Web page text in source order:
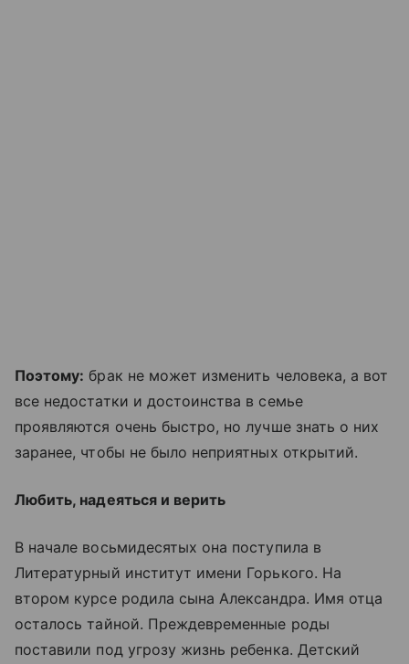
Поэтому: брак не может изменить человека, а вот
все недостатки и достоинства в семье
проявляются очень быстро, но лучше знать о них
заранее, чтобы не было неприятных открытий.
Любить, надеяться и верить
В начале восьмидесятых она поступила в
Литературный институт имени Горького. На
втором курсе родила сына Александра. Имя отца
осталось тайной. Преждевременные роды
поставили под угрозу жизнь ребенка. Детский